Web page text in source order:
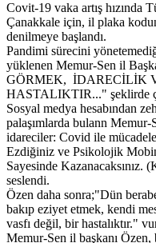
Covit-19 vaka artış
Çanakkale için, il plaka
denilmeye başlandı.
Pandimi sürecini
yüklenen Memur-Sen il
GÖRMEK, İDARECİLİK
HASTALIKTIR..." şeklirde
Sosyal medya hesabından
palaşımlarda bulann
idareciler: Covid ile
Ezdiğiniz ve Psikolojik
Sayesinde Kazanacaksınız.
seslendi.
Özen daha sonra;"Dün
bakıp eziyet etmek, kendi
vasfı değil, bir hastalıktır."
Memur-Sen il başkanı